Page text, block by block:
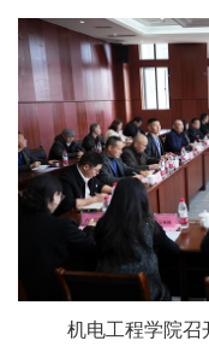
机电工程学院召